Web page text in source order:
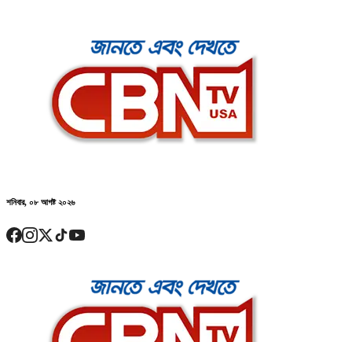
শনিবার, ০৮ আগষ্ট ২০২৬